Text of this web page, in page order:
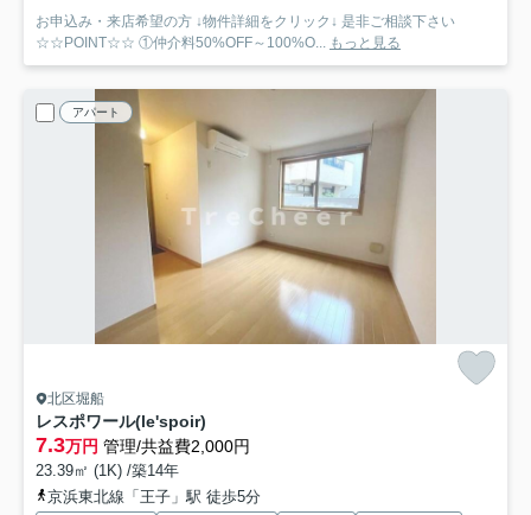
お申込み・来店希望の方 ↓物件詳細をクリック↓ 是非ご相談下さい
☆☆POINT☆☆ ①仲介料50%OFF～100%O...
もっと見る
アパート
北区堀船
レスポワール(le'spoir)
7.3万円 管理/共益費2,000円
23.39㎡ (1K) /築14年
京浜東北線「王子」駅 徒歩5分